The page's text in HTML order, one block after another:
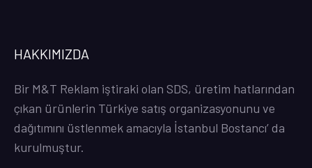
HAKKIMIZDA
Bir M&T Reklam iştiraki olan SDS, üretim hatlarından
çıkan ürünlerin Türkiye satış organizasyonunu ve
dağıtımını üstlenmek amacıyla İstanbul Bostancı’ da
kurulmuştur.